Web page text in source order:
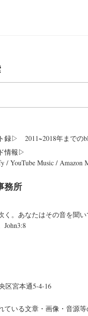
録▷ 2011~2018年までの
情報▷
/ YouTube Music /
務所
く。あなたはその音を聞
John3:8
区宮本通5-4-16
ている文章・画像・音源